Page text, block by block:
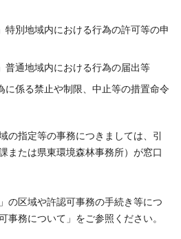
特別地域内における行為の許可等の申
普通地域内における行為の届出等
に係る禁止や制限、中止等の措置命令
の指定等の事務につきましては、引
または県東環境森林事務所）が窓口
区域や許認可事務の手続き等につ
事務について」をご参照ください。